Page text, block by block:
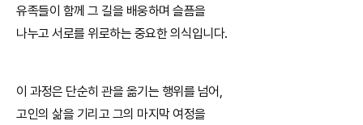
유족들이 함께 그 길을 배웅하며 슬픔을
나누고 서로를 위로하는 중요한 의식입니다.
이 과정은 단순히 관을 옮기는 행위를 넘어,
고인의 삶을 기리고 그의 마지막 여정을